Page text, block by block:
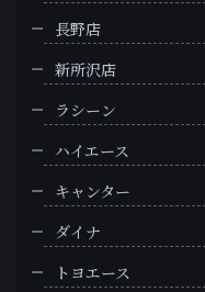
長野店
新所沢店
ラシーン
ハイエース
キャンター
ダイナ
トヨエース